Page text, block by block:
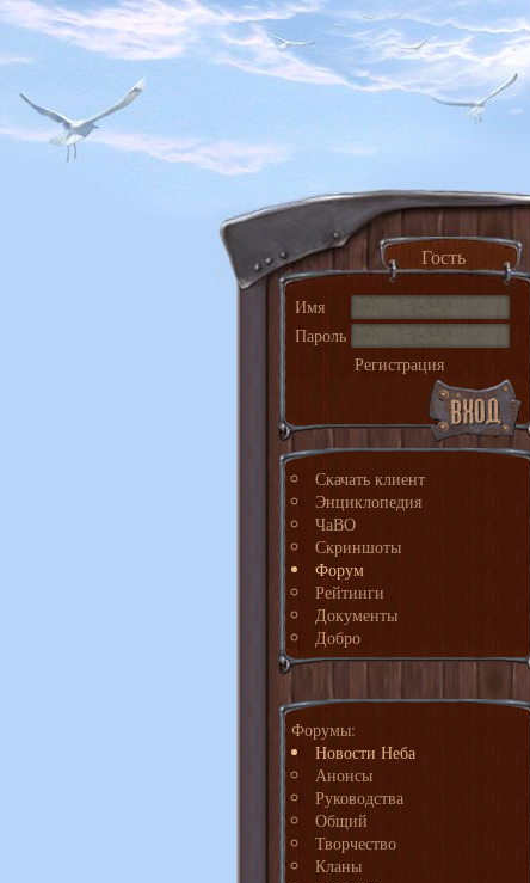
Гость
Имя
Пароль
Регистрация
Скачать клиент
Энциклопедия
ЧаВО
Скриншоты
Форум
Рейтинги
Документы
Добро
Форумы:
Новости Неба
Анонсы
Руководства
Общий
Творчество
Кланы